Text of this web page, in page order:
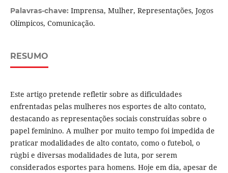
Palavras-chave: Imprensa, Mulher, Representações, Jogos
Olímpicos, Comunicação.
RESUMO
Este artigo pretende refletir sobre as dificuldades
enfrentadas pelas mulheres nos esportes de alto contato,
destacando as representações sociais construídas sobre o
papel feminino. A mulher por muito tempo foi impedida de
praticar modalidades de alto contato, como o futebol, o
rúgbi e diversas modalidades de luta, por serem
considerados esportes para homens. Hoje em dia, apesar de